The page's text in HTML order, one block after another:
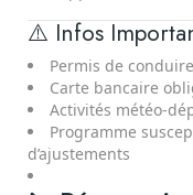
⚠️ Infos
Permis de
Carte bancaire
Activités météo-
Programme
d’ajustements